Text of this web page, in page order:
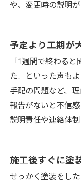
や、変更時の説明
予定より工期が
「1週間で終わる
た」といった声も
手配の問題など、
報告がないと不信
説明責任や連絡体制
施工後すぐに塗
せっかく塗装をし